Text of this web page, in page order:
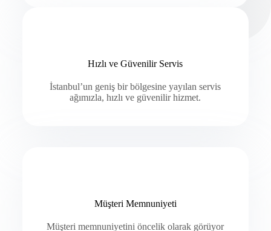
Hızlı ve Güvenilir Servis
İstanbul’un geniş bir bölgesine yayılan servis
ağımızla, hızlı ve güvenilir hizmet.
Müşteri Memnuniyeti
Müşteri memnuniyetini öncelik olarak görüyor